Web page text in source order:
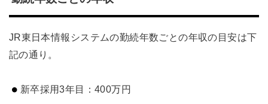
JR東日本情報システムの勤続年数ごとの年収の目安は下
記の通り。
新卒採用3年目：400万円